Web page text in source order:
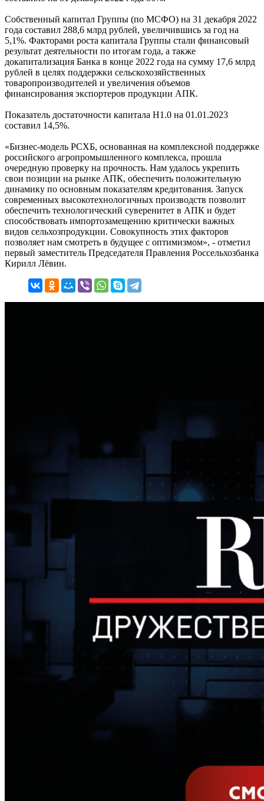
Собственный капитал Группы (по МСФО) на 31 декабря 2022
года составил 288,6 млрд рублей, увеличившись за год на
5,1%. Факторами роста капитала Группы стали финансовый
результат деятельности по итогам года, а также
докапитализация Банка в конце 2022 года на сумму 17,6 млрд
рублей в целях поддержки сельскохозяйственных
товаропроизводителей и увеличения объемов
финансирования экспортеров продукции АПК.
Показатель достаточности капитала Н1.0 на 01.01.2023
составил 14,5%.
«Бизнес-модель РСХБ, основанная на комплексной поддержке
российского агропромышленного комплекса, прошла
очередную проверку на прочность. Нам удалось укрепить
свои позиции на рынке АПК, обеспечить положительную
динамику по основным показателям кредитования. Запуск
современных высокотехнологичных производств позволит
обеспечить технологический суверенитет в АПК и будет
способствовать импортозамещению критически важных
видов сельхозпродукции. Совокупность этих факторов
позволяет нам смотреть в будущее с оптимизмом», - отметил
первый заместитель Председателя Правления Россельхозбанка
Кирилл Лёвин.